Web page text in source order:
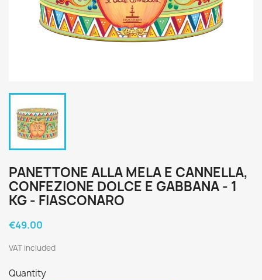
PANETTONE ALLA MELA E CANNELLA,
CONFEZIONE DOLCE E GABBANA - 1
KG - FIASCONARO
€49.00
VAT included
Quantity